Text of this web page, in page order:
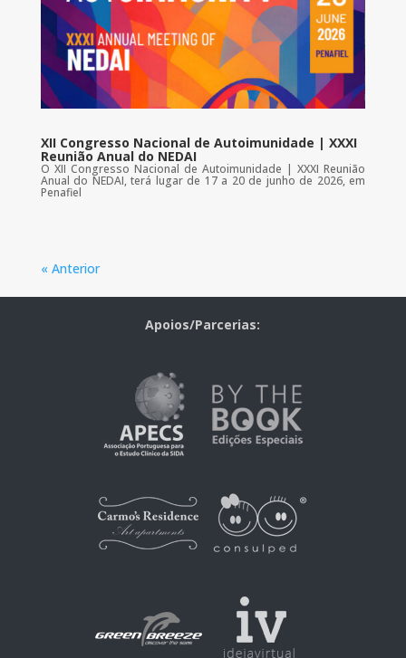
XII Congresso Nacional de Autoimunidade | XXXI
Reunião Anual do NEDAI
O XII Congresso Nacional de Autoimunidade | XXXI Reunião
Anual do NEDAI, terá lugar de 17 a 20 de junho de 2026, em
Penafiel
« Anterior
Apoios/Parcerias: